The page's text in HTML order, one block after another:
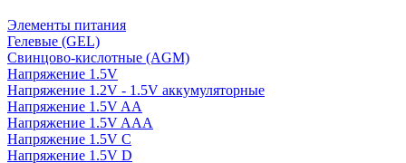
Элементы питания
Гелевые (GEL)
Свинцово-кислотные (AGM)
Напряжение 1.5V
Напряжение 1.2V - 1.5V аккумуляторные
Напряжение 1.5V AA
Напряжение 1.5V AAA
Напряжение 1.5V C
Напряжение 1.5V D